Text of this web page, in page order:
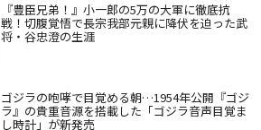
『豊臣兄弟！』小一郎の5万の大軍に徹底抗
戦！切腹覚悟で長宗我部元親に降伏を迫った武
将・谷忠澄の生涯
ゴジラの咆哮で目覚める朝…1954年公開『ゴジ
ラ』の貴重音源を搭載した「ゴジラ音声目覚ま
し時計」が新発売